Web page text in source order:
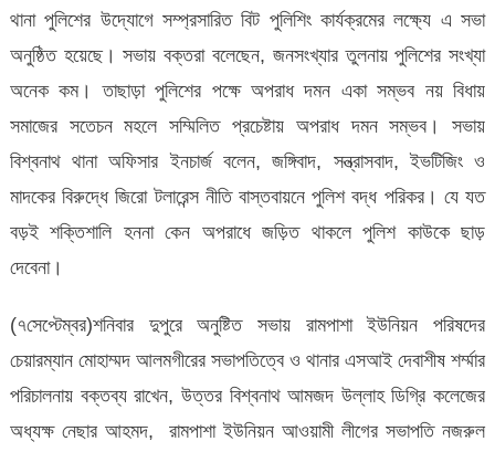
সভা
:
সকলের
প্রচেষ্টায়
অপরাধ
দমন
সম্ভব
থানা পুলিশের উদ্যোগে সম্প্রসারিত বিট পুলিশিং কার্যক্রমের লক্ষ্যে এ সভা
অনুষ্ঠিত হয়েছে। সভায় বক্তরা বলেছেন, জনসংখ্যার তুলনায় পুলিশের সংখ্যা
অনেক কম। তাছাড়া পুলিশের পক্ষে অপরাধ দমন একা সম্ভব নয় বিধায়
সমাজের সতেচন মহলে সম্মিলিত প্রচেষ্টায় অপরাধ দমন সম্ভব। সভায়
বিশ্বনাথ থানা অফিসার ইনচার্জ বলেন, জঙ্গিবাদ, সন্ত্রাসবাদ, ইভটিজিং ও
মাদকের বিরুদ্ধে জিরো টলারেন্স নীতি বাস্তবায়নে পুলিশ বদ্ধ পরিকর। যে যত
বড়ই শক্তিশালি হননা কেন অপরাধে জড়িত থাকলে পুলিশ কাউকে ছাড়
দেবেনা।
(৭সেপ্টেম্বর)শনিবার দুপুরে অনুষ্টিত সভায় রামপাশা ইউনিয়ন পরিষদের
চেয়ারম্যান মোহাম্মদ আলমগীরের সভাপতিত্বে ও থানার এসআই দেবাশীষ শর্ম্মার
পরিচালনায় বক্তব্য রাখেন, উত্তর বিশ্বনাথ আমজদ উল্লাহ ডিগ্রি কলেজের
অধ্যক্ষ নেছার আহমদ, রামপাশা ইউনিয়ন আওয়ামী লীগের সভাপতি নজরুল